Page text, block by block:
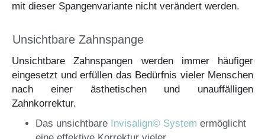
mit dieser Spangenvariante nicht verändert werden.
Unsichtbare Zahnspange
Unsichtbare Zahnspangen werden immer häufiger
eingesetzt und erfüllen das Bedürfnis vieler Menschen
nach einer ästhetischen und unauffälligen
Zahnkorrektur.
Das unsichtbare Invisalign© System ermöglicht